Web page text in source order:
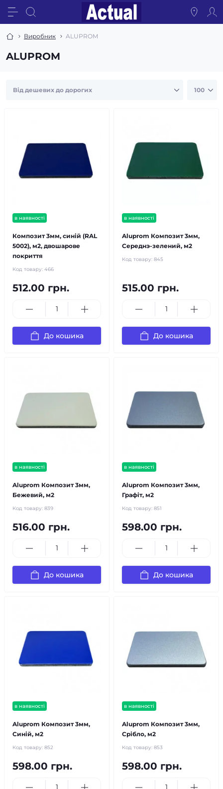
Виробник ALUPROM
ALUPROM
в наявності
Композит 3мм, синій (RAL
5002), м2, двошарове
покриття
Код товару: 466
512.00 грн.
До кошика
в наявності
Aluprom Композит 3мм,
Середнэ-зелений, м2
Код товару: 845
515.00 грн.
До кошика
в наявності
Aluprom Композит 3мм,
Бежевий, м2
Код товару: 839
516.00 грн.
До кошика
в наявності
Aluprom Композит 3мм,
Графіт, м2
Код товару: 851
598.00 грн.
До кошика
в наявності
Aluprom Композит 3мм,
Синій, м2
Код товару: 852
598.00 грн.
в наявності
Aluprom Композит 3мм,
Срібло, м2
Код товару: 853
598.00 грн.